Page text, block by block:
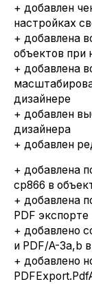
+ добавлен
настройках
+ добавлена
объектов при
+ добавлена
дизайнере
+ добавлен
дизайнера
+ добавлен
+ добавлена
cp866 в
+ добавлена
PDF экспорте
+ добавлено
и PDF/A-3a,b
+ добавлено